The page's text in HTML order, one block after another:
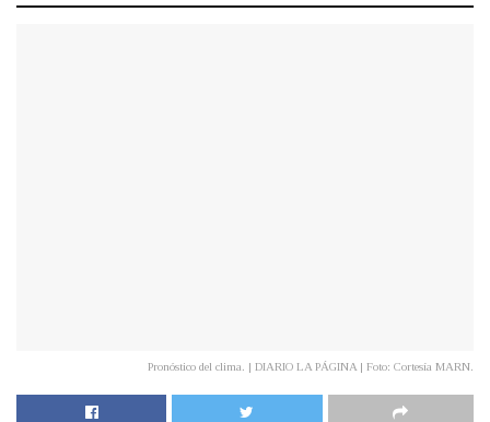
Pronóstico del clima. | DIARIO LA PÁGINA | Foto: Cortesía MARN.